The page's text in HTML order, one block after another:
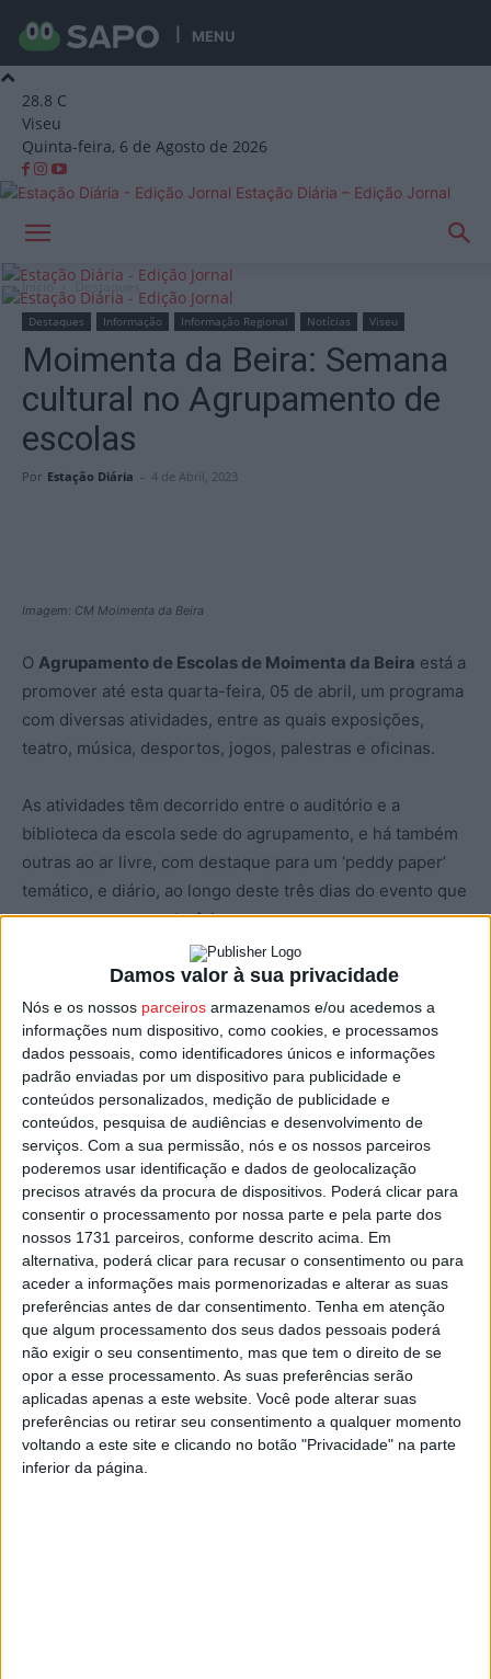
Damos valor à sua privacidade
Nós e os nossos parceiros armazenamos e/ou acedemos a
informações num dispositivo, como cookies, e processamos
dados pessoais, como identificadores únicos e informações
padrão enviadas por um dispositivo para publicidade e
conteúdos personalizados, medição de publicidade e
conteúdos, pesquisa de audiências e desenvolvimento de
serviços. Com a sua permissão, nós e os nossos parceiros
poderemos usar identificação e dados de geolocalização
precisos através da procura de dispositivos. Poderá clicar para
consentir o processamento por nossa parte e pela parte dos
nossos 1731 parceiros, conforme descrito acima. Em
alternativa, poderá clicar para recusar o consentimento ou para
aceder a informações mais pormenorizadas e alterar as suas
preferências antes de dar consentimento. Tenha em atenção
que algum processamento dos seus dados pessoais poderá
não exigir o seu consentimento, mas que tem o direito de se
opor a esse processamento. As suas preferências serão
aplicadas apenas a este website. Você pode alterar suas
preferências ou retirar seu consentimento a qualquer momento
voltando a este site e clicando no botão "Privacidade" na parte
inferior da página.
MENU
28.8 C
Viseu
Quinta-feira, 6 de Agosto de 2026
Estação Diária – Edição Jornal
Início Destaques
Destaques Informação Informação Regional Notícias Viseu
Moimenta da Beira: Semana
cultural no Agrupamento de
escolas
Por Estação Diária - 4 de Abril, 2023
Imagem: CM Moimenta da Beira
O Agrupamento de Escolas de Moimenta da Beira está a
promover até esta quarta-feira, 05 de abril, um programa
com diversas atividades, entre as quais exposições,
teatro, música, desportos, jogos, palestras e oficinas.
As atividades têm decorrido entre o auditório e a
biblioteca da escola sede do agrupamento, e há também
outras ao ar livre, com destaque para um ‘peddy paper’
temático, e diário, ao longo deste três dias do evento que
começou na segunda-feira.
Nas palestras, abordados temas como “D. João V – O
homem e a sua época”, “Emergência Médica – 112” e “Eça
de Queirós e o Realismo” e, nas oficinas, o destaque para
a culinária, trabalhos em burel, cestaria, pastelaria e
produção de mel e ainda instrumentos musicais.
Esta e outras notícias para ouvir na Estação Diária – 96.8
FM ou em www.968.fm.
Pub
TAGS Moimenta da Beira